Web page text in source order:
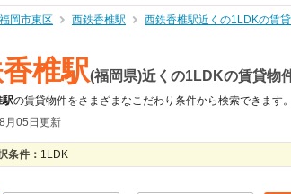
福岡市東区 西鉄香椎駅 西鉄香椎駅近くの1LDKの賃
椎駅(福岡県)近くの1LDKの賃貸物
駅の賃貸物件をさまざまなこだわり条件から検索できます。
月05日更新
条件： 1LDK